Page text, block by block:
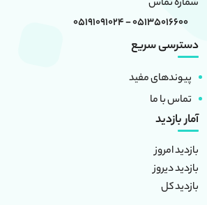
شماره تماس
05135016600 - 05191091024
دسترسی سریع
پیوندهای مفید
تماس با ما
آمار بازدید
بازدید امروز
بازدید دیروز
بازدید کل